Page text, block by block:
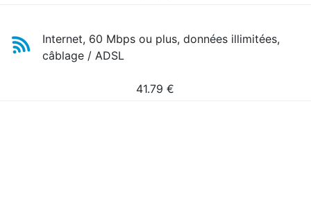
Internet, 60 Mbps ou plus, données illimitées,
câblage / ADSL
41.79 €